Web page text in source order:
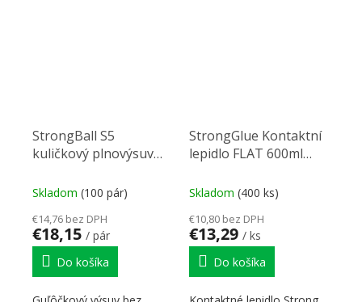
StrongBall S5
kuličkový plnovýsuv
Skladom (100 pár)
€14,76 bez DPH
€18,15 / pár
Do košíka
StrongGlue Kontaktní
lepidlo FLAT 600ml
Skladom (400 ks)
€10,80 bez DPH
€13,29 / ks
Do košíka